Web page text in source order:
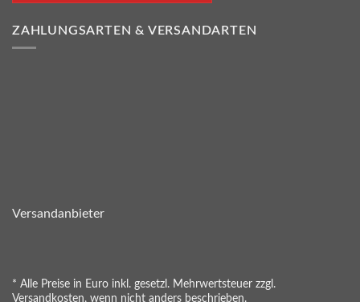
ZAHLUNGSARTEN & VERSANDARTEN
Versandanbieter
* Alle Preise in Euro inkl. gesetzl. Mehrwertsteuer zzgl.
Versandkosten, wenn nicht anders beschrieben.